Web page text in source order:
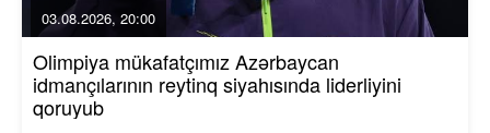
03.08.2026, 20:00
Olimpiya mükafatçımız Azərbaycan
idmançılarının reytinq siyahısında liderliyini
qoruyub